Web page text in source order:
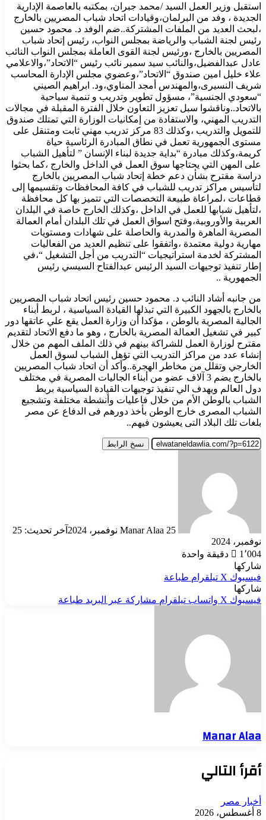
استقبل وزير العمل السيد /محمد جبران، بمكتبه بالعاصمة الإدارية
الجديدة ، وفد من البرلمان،وقيادات اتحاد شباب المصريين بالخارج
،لبحث العديد من الملفات المشتركة..ضم الوفد د. محمود حسين
رئيس لجنة الشباب والرياضة بمجلس النواب، رئيس إتحاد شباب
المصريين بالخارج ،ورئيس لجنة القوى العاملة بمجلس النواب النائب
عادل عبدالفضيل،والنائب سيد سمير نائب رئيس “الاتحاد”،والاعلامي
علاء خليل امين صندوق “الاتحاد”،وعضوي مجلس الإدارة المحاسب
شريف النسيرى،والمهندس أمجد المناوي،ود. ابراهيم الصيني
“سعودي الجنسية”، مسؤول تطوير وتدريب و تنمية سياحية
بالاتحاد..وناقشوا سبل تعزيز التعاون خلال الفترة المقبلة في مجالات
التدريب المهني، والاستفادة من إمكانيات الوزارة التي تمتلك صندوق
للتمويل والتدريب ،وكذلك 83 مركز تدريب مهني ثابت ومتنقل على
مستوى الجمهورية تعمل في نطاق المبادرة الرئاسية حياة
كريمة،وكذلك مبادرة “بداية جديدة لبناء الإنسان ” لتأهيل الشباب
على المهن التي يحتاجها سوق العمل في الداخل والخارج ،كما بحثوا
دراسة مقترح بشأن دعم خطة إتحاد شباب المصريين بالخارج
لتأسيس مراكز تدريب للشباب في كافة المحافظات وتقسيمها إلى
قطاعات ،لمراعاة طبيعة التخصصات التي تتميز بها كل محافظة
،لتأهيل شبابها للعمل في الداخل ،وكذلك الخارج خاصة في البلدان
العربية والأوروبية،وفتح اسواق العمل في تلك البلدان أمام العمالة
المصرية الماهرة والمدربة والحاصلة على شهادات ومستويات
مهارية دولية معتمدة ،واتفقوا على تنظيم العديد من الفعاليات
المشتركة لخدمة استراتيجيات “التدريب من أجل التشغيل “،في
إطار تنفيذ توجيهات السيد الرئيس عبدالفتاح السيسي رئيس
الجمهورية ..
من جانبه أشاد النائب د. محمود حسين رئيس اتحاد شباب المصريين
بالخارج بالجهود الكبيرة التي تبذلها القيادة السياسية ، لربط أبناء
الجالية المصرية بالوطن ، مؤكدا أن وزارة العمل يقع علي عاتقها دور
كبير في تشغيل العمالة المصرية بالخارج ، وهو ما دفع الاتحاد لتقديم
مقترح لوزارة العمل للشراكة بينهم في ذلك الملف المهم من خلال
إنشاء عدد من مراكز التدريب التي تؤهل الشباب لسوق العمل
الخارجي وتقلل من مخاطر الهجرة..وأكد أن اتحاد شباب المصريين
بالخارج يضم 3 آلاف عضو من أبناء الجاليات المصرية في مختلف
دول العالم ويهدف الي تنفيذ توجيهات القيادة السياسية بربط
الشباب بالوطن الأم من خلال فاعليات وأنشطة مختلفة وتشجيع
الشباب المصرى خارج الوطن بأخذ دورهم فى الدفاع عن مصر
بلغات تلك البلاد التى يعيشون فيهم..
نسخ الرابط
Manar Alaa 25 نوفمبر، 2024
آخر تحديث: 25
نوفمبر، 2024
1٬004
دقيقة واحدة
شاركها
فيسبوك ‫X تيلقرام طباعة
شاركها
فيسبوك ‫X واتساب تيلقرام مشاركة عبر البريد طباعة
Manar Alaa
أقرأ التالي
أخبار مصر
8 أغسطس، 2026